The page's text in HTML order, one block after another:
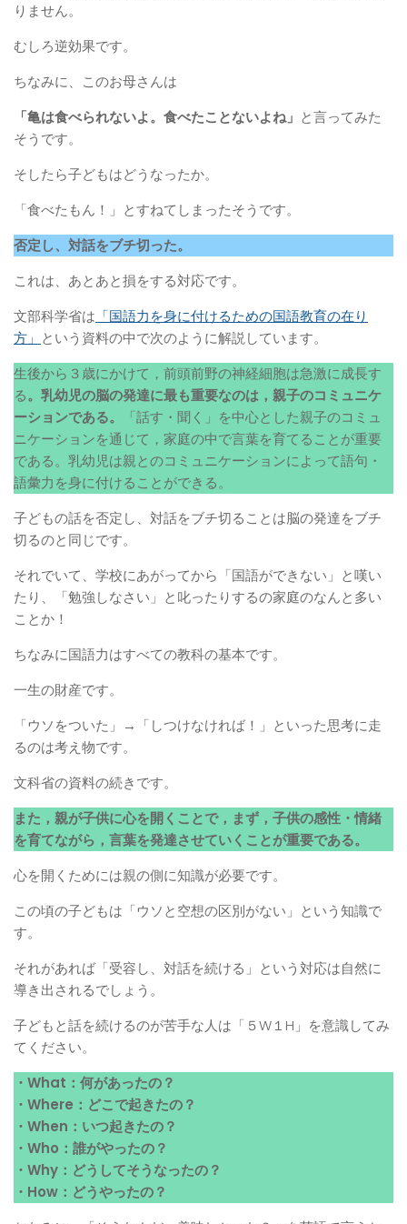
りません。
むしろ逆効果です。
ちなみに、このお母さんは
「亀は食べられないよ。食べたことないよね」 と言ってみた
そうです。
そしたら子どもはどうなったか。
「食べたもん！」とすねてしまったそうです。
否定し、対話をブチ切った。
これは、あとあと損をする対応です。
文部科学省は 「国語力を身に付けるための国語教育の在り
方」 という資料の中で次のように解説しています。
生後から３歳にかけて，前頭前野の神経細胞は急激に成長す
る。乳幼児の脳の発達に最も重要なのは，親子のコミュニケ
ーションである。
「話す・聞く」を中心とした親子のコミュ
ニケーションを通じて，家庭の中で言葉を育てることが重要
である。乳幼児は親とのコミュニケーションによって語句・
語彙力を身に付けることができる。
子どもの話を否定し、対話をブチ切ることは脳の発達をブチ
切るのと同じです。
それでいて、学校にあがってから「国語ができない」と嘆い
たり、「勉強しなさい」と叱ったりするの家庭のなんと多い
ことか！
ちなみに国語力はすべての教科の基本です。
一生の財産です。
「ウソをついた」→「しつけなければ！」といった思考に走
るのは考え物です。
文科省の資料の続きです。
また，親が子供に心を開くことで，まず，子供の感性・情緒
を育てながら，言葉を発達させていくことが重要である。
心を開くためには親の側に知識が必要です。
この頃の子どもは「ウソと空想の区別がない」という知識で
す。
それがあれば「受容し、対話を続ける」という対応は自然に
導き出されるでしょう。
子どもと話を続けるのが苦手な人は「５W１H」を意識してみ
てください。
・What：何があったの？
・Where：どこで起きたの？
・When：いつ起きたの？
・Who：誰がやったの？
・Why：どうしてそうなったの？
・How：どうやったの？